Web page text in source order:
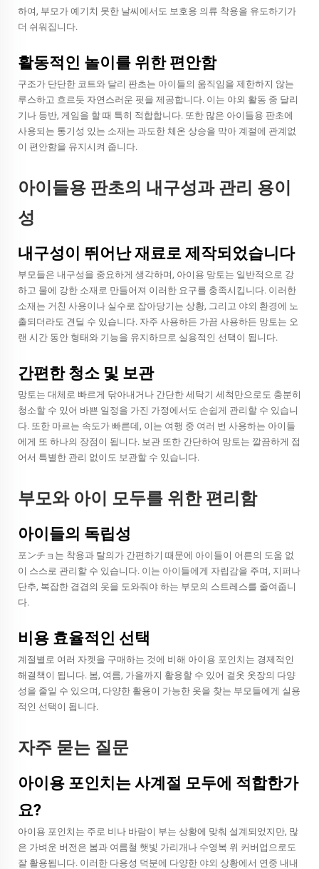
하여, 부모가 예기치 못한 날씨에서도 보호용 의류 착용을 유도하기가
더 쉬워집니다.
활동적인 놀이를 위한 편안함
구조가 단단한 코트와 달리 판초는 아이들의 움직임을 제한하지 않는
루스하고 흐르듯 자연스러운 핏을 제공합니다. 이는 야외 활동 중 달리
기나 등반, 게임을 할 때 특히 적합합니다. 또한 많은 아이들용 판초에
사용되는 통기성 있는 소재는 과도한 체온 상승을 막아 계절에 관계없
이 편안함을 유지시켜 줍니다.
아이들용 판초의 내구성과 관리 용이
성
내구성이 뛰어난 재료로 제작되었습니다
부모들은 내구성을 중요하게 생각하며, 아이용 망토는 일반적으로 강
하고 물에 강한 소재로 만들어져 이러한 요구를 충족시킵니다. 이러한
소재는 거친 사용이나 실수로 잡아당기는 상황, 그리고 야외 환경에 노
출되더라도 견딜 수 있습니다. 자주 사용하든 가끔 사용하든 망토는 오
랜 시간 동안 형태와 기능을 유지하므로 실용적인 선택이 됩니다.
간편한 청소 및 보관
망토는 대체로 빠르게 닦아내거나 간단한 세탁기 세척만으로도 충분히
청소할 수 있어 바쁜 일정을 가진 가정에서도 손쉽게 관리할 수 있습니
다. 또한 마르는 속도가 빠른데, 이는 여행 중 여러 번 사용하는 아이들
에게 또 하나의 장점이 됩니다. 보관 또한 간단하여 망토는 깔끔하게 접
어서 특별한 관리 없이도 보관할 수 있습니다.
부모와 아이 모두를 위한 편리함
아이들의 독립성
포ンチョ는 착용과 탈의가 간편하기 때문에 아이들이 어른의 도움 없
이 스스로 관리할 수 있습니다. 이는 아이들에게 자립감을 주며, 지퍼나
단추, 복잡한 겹겹의 옷을 도와줘야 하는 부모의 스트레스를 줄여줍니
다.
비용 효율적인 선택
계절별로 여러 자켓을 구매하는 것에 비해 아이용 포인치는 경제적인
해결책이 됩니다. 봄, 여름, 가을까지 활용할 수 있어 겉옷 옷장의 다양
성을 줄일 수 있으며, 다양한 활용이 가능한 옷을 찾는 부모들에게 실용
적인 선택이 됩니다.
자주 묻는 질문
아이용 포인치는 사계절 모두에 적합한가
요?
아이용 포인치는 주로 비나 바람이 부는 상황에 맞춰 설계되었지만, 많
은 가벼운 버전은 봄과 여름철 햇빛 가리개나 수영복 위 커버업으로도
잘 활용됩니다. 이러한 다용성 덕분에 다양한 야외 상황에서 연중 내내